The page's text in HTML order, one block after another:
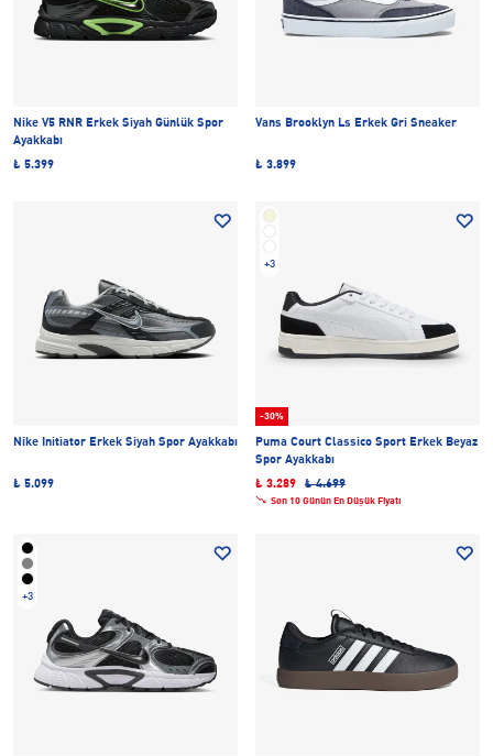
Nike V5 RNR Erkek Siyah Günlük Spor
Ayakkabı
₺ 5.399
Vans Brooklyn Ls Erkek Gri Sneaker
₺ 3.899
Nike Initiator Erkek Siyah Spor Ayakkabı
₺ 5.099
+3
-30%
Puma Court Classico Sport Erkek Beyaz
Spor Ayakkabı
₺ 3.289
₺ 4.699
Son 10 Günün En Düşük Fiyatı
+3